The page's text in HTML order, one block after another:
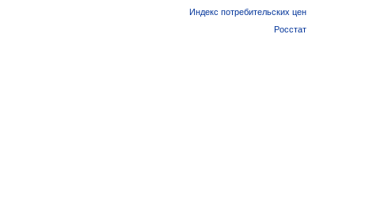
Индекс потребительских цен
Росстат